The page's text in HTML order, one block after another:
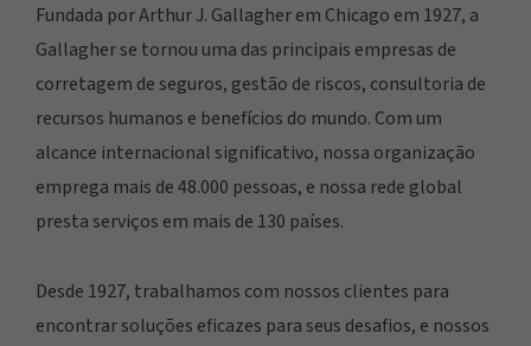
Fundada por Arthur J. Gallagher em Chicago em 1927, a
Gallagher se tornou uma das principais empresas de
corretagem de seguros, gestão de riscos, consultoria de
recursos humanos e benefícios do mundo. Com um
alcance internacional significativo, nossa organização
emprega mais de 48.000 pessoas, e nossa rede global
presta serviços em mais de 130 países.
Desde 1927, trabalhamos com nossos clientes para
encontrar soluções eficazes para seus desafios, e nossos